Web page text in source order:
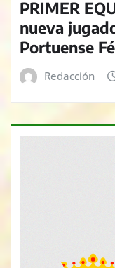
PRIMER
nueva
Portuense
Redacción